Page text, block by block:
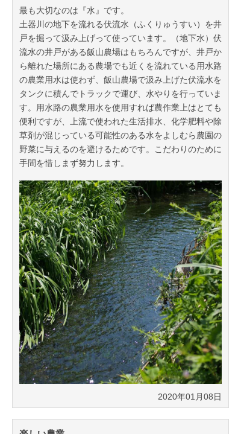
最も大切なのは『水』です。
土器川の地下を流れる伏流水（ふくりゅうすい）を井
戸を掘って汲み上げって使っています。（地下水）伏
流水の井戸がある飯山農場はもちろんですが、井戸か
ら離れた場所にある農場でも近くを流れている用水路
の農業用水は使わず、飯山農場で汲み上げた伏流水を
タンクに積んでトラックで運び、水やりを行っていま
す。用水路の農業用水を使用すれば農作業上はとても
便利ですが、上流で使われた生活排水、化学肥料や除
草剤が混じっている可能性のある水をよしむら農園の
野菜に与えるのを避けるためです。こだわりのために
手間を惜しまず努力します。
2020年01月08日